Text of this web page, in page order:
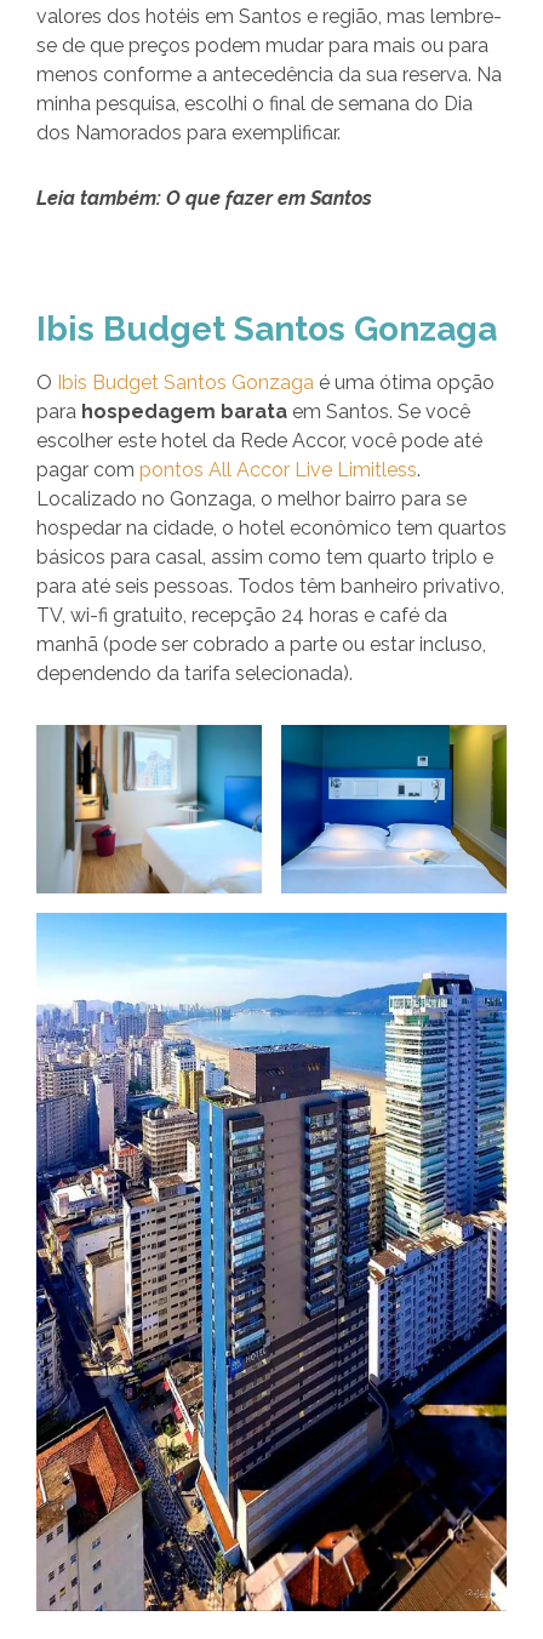
valores dos hotéis em Santos e região, mas lembre-
se de que preços podem mudar para mais ou para
menos conforme a antecedência da sua reserva. Na
minha pesquisa, escolhi o final de semana do Dia
dos Namorados para exemplificar.
Leia também: O que fazer em Santos
Ibis Budget Santos Gonzaga
O Ibis Budget Santos Gonzaga é uma ótima opção
para hospedagem barata em Santos. Se você
escolher este hotel da Rede Accor, você pode até
pagar com pontos All Accor Live Limitless.
Localizado no Gonzaga, o melhor bairro para se
hospedar na cidade, o hotel econômico tem quartos
básicos para casal, assim como tem quarto triplo e
para até seis pessoas. Todos têm banheiro privativo,
TV, wi-fi gratuito, recepção 24 horas e café da
manhã (pode ser cobrado a parte ou estar incluso,
dependendo da tarifa selecionada).